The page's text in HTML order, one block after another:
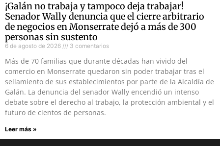
¡Galán no trabaja y tampoco deja trabajar!
Senador Wally denuncia que el cierre arbitrario
de negocios en Monserrate dejó a más de 300
personas sin sustento
6 de agosto de 2026 3 comentarios
Más de 70 familias que durante décadas han vivido del
comercio en Monserrate quedaron sin poder trabajar tras el
sellamiento de sus establecimientos por parte de la Alcaldía de
Galán. La denuncia del senador Wally encendió un intenso
debate sobre el derecho al trabajo, la protección ambiental y el
futuro de cientos de personas.
Leer más »